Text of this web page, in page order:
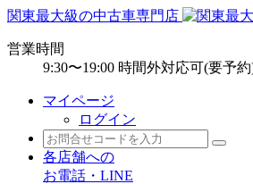
関東最大級の中古車専門店
営業時間
9:30〜19:00 時間外対応可(要予
マイページ
ログイン
各店舗への
お電話・LINE